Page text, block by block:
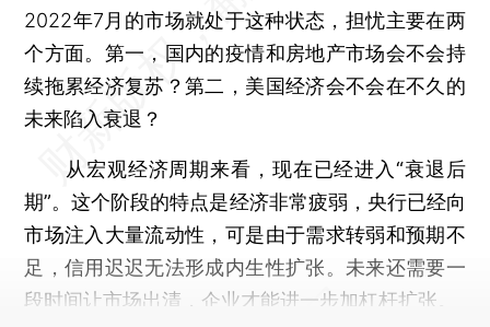
2022年7月的市场就处于这种状态，担忧主要在两
个方面。第一，国内的疫情和房地产市场会不会持
续拖累经济复苏？第二，美国经济会不会在不久的
未来陷入衰退？
从宏观经济周期来看，现在已经进入“衰退后
期”。这个阶段的特点是经济非常疲弱，央行已经向
市场注入大量流动性，可是由于需求转弱和预期不
足，信用迟迟无法形成内生性扩张。未来还需要一
段时间让市场出清，企业才能进一步加杠杆扩张。